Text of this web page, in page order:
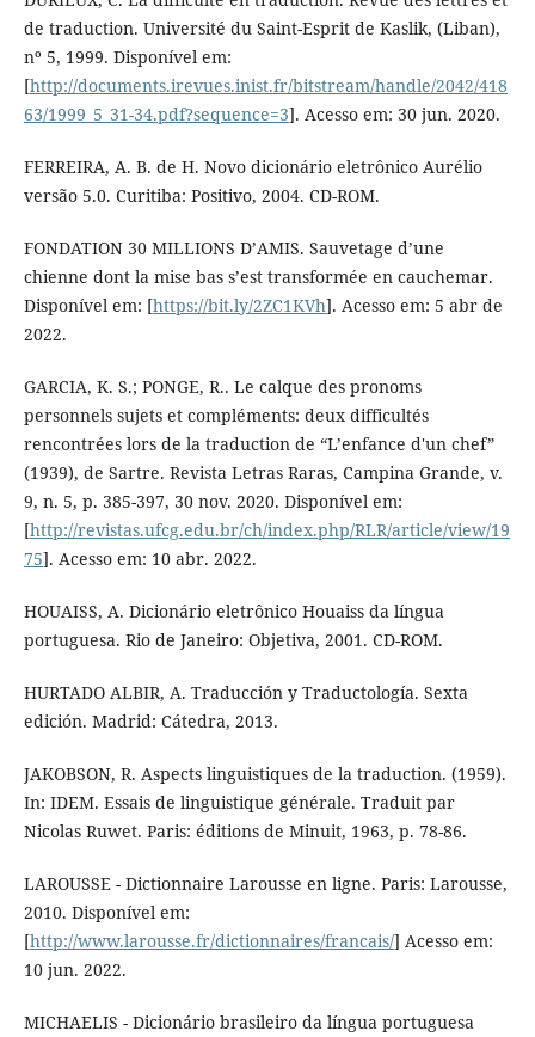
de traduction. Université du Saint-Esprit de Kaslik, (Liban),
nº 5, 1999. Disponível em:
[http://documents.irevues.inist.fr/bitstream/handle/2042/418
63/1999_5_31-34.pdf?sequence=3]. Acesso em: 30 jun. 2020.
FERREIRA, A. B. de H. Novo dicionário eletrônico Aurélio
versão 5.0. Curitiba: Positivo, 2004. CD-ROM.
FONDATION 30 MILLIONS D’AMIS. Sauvetage d’une
chienne dont la mise bas s’est transformée en cauchemar.
Disponível em: [https://bit.ly/2ZC1KVh]. Acesso em: 5 abr de
2022.
GARCIA, K. S.; PONGE, R.. Le calque des pronoms
personnels sujets et compléments: deux difficultés
rencontrées lors de la traduction de “L’enfance d'un chef”
(1939), de Sartre. Revista Letras Raras, Campina Grande, v.
9, n. 5, p. 385-397, 30 nov. 2020. Disponível em:
[http://revistas.ufcg.edu.br/ch/index.php/RLR/article/view/19
75]. Acesso em: 10 abr. 2022.
HOUAISS, A. Dicionário eletrônico Houaiss da língua
portuguesa. Rio de Janeiro: Objetiva, 2001. CD-ROM.
HURTADO ALBIR, A. Traducción y Traductología. Sexta
edición. Madrid: Cátedra, 2013.
JAKOBSON, R. Aspects linguistiques de la traduction. (1959).
In: IDEM. Essais de linguistique générale. Traduit par
Nicolas Ruwet. Paris: éditions de Minuit, 1963, p. 78-86.
LAROUSSE - Dictionnaire Larousse en ligne. Paris: Larousse,
2010. Disponível em:
[http://www.larousse.fr/dictionnaires/francais/] Acesso em:
10 jun. 2022.
MICHAELIS - Dicionário brasileiro da língua portuguesa